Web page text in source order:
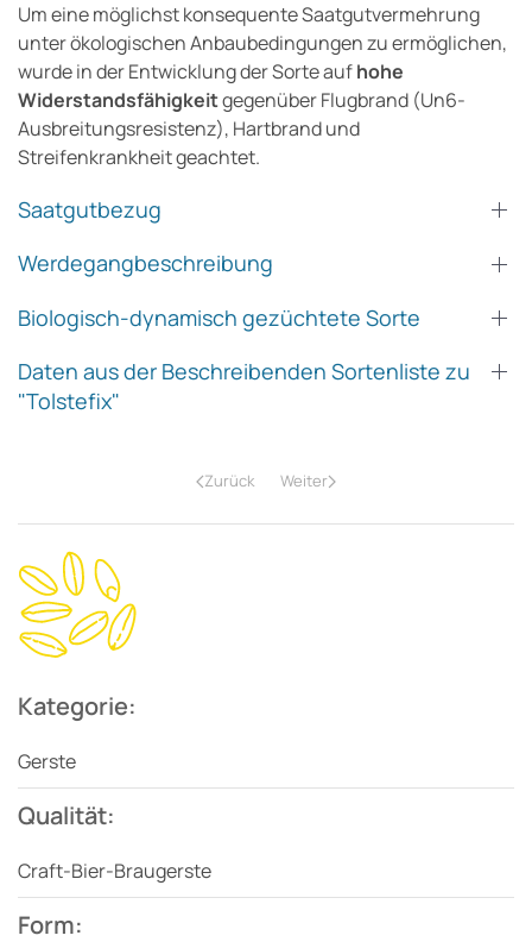
Um eine möglichst konsequente Saatgutvermehrung
unter ökologischen Anbaubedingungen zu ermöglichen,
wurde in der Entwicklung der Sorte aufhohe
Widerstandsfähigkeitgegenüber Flugbrand (Un6-
Ausbreitungsresistenz), Hartbrand und
Streifenkrankheit geachtet.
Saatgutbezug
Werdegangbeschreibung
Biologisch-dynamisch gezüchtete Sorte
Daten aus der Beschreibenden Sortenliste zu
"Tolstefix"
Zurück Weiter
Kategorie:
Gerste
Qualität:
Craft-Bier-Braugerste
Form: